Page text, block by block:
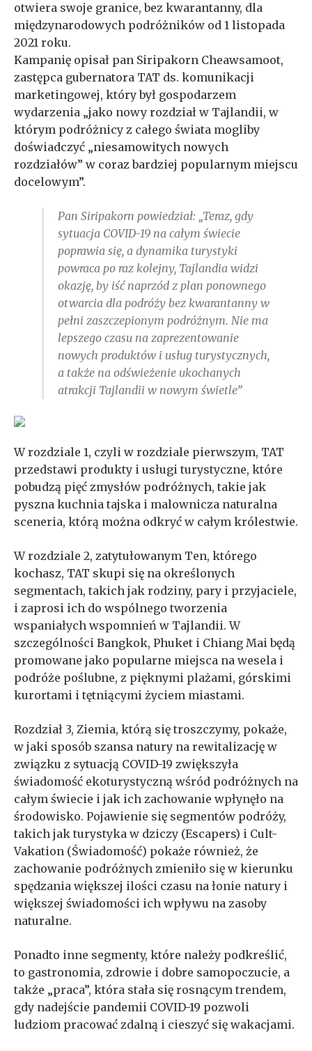
otwiera swoje granice, bez kwarantanny, dla
międzynarodowych podróżników od 1 listopada
2021 roku.
Kampanię opisał pan Siripakorn Cheawsamoot,
zastępca gubernatora TAT ds. komunikacji
marketingowej, który był gospodarzem
wydarzenia „jako nowy rozdział w Tajlandii, w
którym podróżnicy z całego świata mogliby
doświadczyć „niesamowitych nowych
rozdziałów” w coraz bardziej popularnym miejscu
docelowym”.
Pan Siripakorn powiedział: „Teraz, gdy
sytuacja COVID-19 na całym świecie
poprawia się, a dynamika turystyki
powraca po raz kolejny, Tajlandia widzi
okazję, by iść naprzód z plan ponownego
otwarcia dla podróży bez kwarantanny w
pełni zaszczepionym podróżnym. Nie ma
lepszego czasu na zaprezentowanie
nowych produktów i usług turystycznych,
a także na odświeżenie ukochanych
atrakcji Tajlandii w nowym świetle”
W rozdziale 1, czyli w rozdziale pierwszym, TAT
przedstawi produkty i usługi turystyczne, które
pobudzą pięć zmysłów podróżnych, takie jak
pyszna kuchnia tajska i malownicza naturalna
sceneria, którą można odkryć w całym królestwie.
W rozdziale 2, zatytułowanym Ten, którego
kochasz, TAT skupi się na określonych
segmentach, takich jak rodziny, pary i przyjaciele,
i zaprosi ich do wspólnego tworzenia
wspaniałych wspomnień w Tajlandii. W
szczególności Bangkok, Phuket i Chiang Mai będą
promowane jako popularne miejsca na wesela i
podróże poślubne, z pięknymi plażami, górskimi
kurortami i tętniącymi życiem miastami.
Rozdział 3, Ziemia, którą się troszczymy, pokaże,
w jaki sposób szansa natury na rewitalizację w
związku z sytuacją COVID-19 zwiększyła
świadomość ekoturystyczną wśród podróżnych na
całym świecie i jak ich zachowanie wpłynęło na
środowisko. Pojawienie się segmentów podróży,
takich jak turystyka w dziczy (Escapers) i Cult-
Vakation (Świadomość) pokaże również, że
zachowanie podróżnych zmieniło się w kierunku
spędzania większej ilości czasu na łonie natury i
większej świadomości ich wpływu na zasoby
naturalne.
Ponadto inne segmenty, które należy podkreślić,
to gastronomia, zdrowie i dobre samopoczucie, a
także „praca”, która stała się rosnącym trendem,
gdy nadejście pandemii COVID-19 pozwoli
ludziom pracować zdalną i cieszyć się wakacjami.